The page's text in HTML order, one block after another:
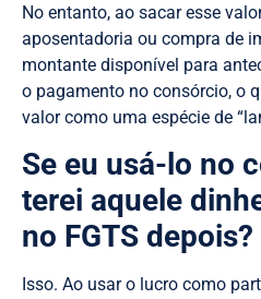
No entanto, ao sacar esse
aposentadoria ou compra de
montante disponível para
o pagamento no consórcio, o
valor como uma espécie de
Se eu usá-lo no
terei aquele
no FGTS depois?
Isso. Ao usar o lucro como